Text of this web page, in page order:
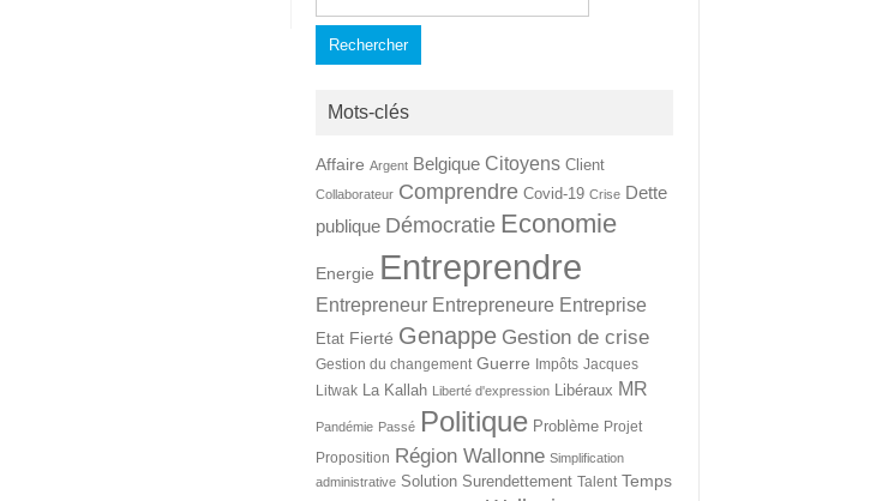
Mots-clés
Affaire Argent Belgique Citoyens Client
Collaborateur Comprendre Covid-19 Crise Dette
publique Démocratie Economie
Energie Entreprendre
Entrepreneur Entrepreneure Entreprise
Etat Fierté Genappe Gestion de crise
Gestion du changement Guerre Impôts Jacques
Litwak La Kallah Liberté d'expression Libéraux MR
Pandémie Passé Politique Problème Projet
Proposition Région Wallonne Simplification
administrative Solution Surendettement Talent Temps